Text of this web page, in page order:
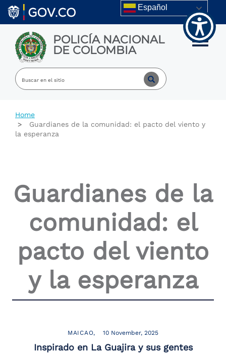
Welcome
All
Accessibility
screen
reader.
Accessibility
Skip to main content Español
POLICÍA NACIONAL
DE COLOMBIA Toggle
Home
Guardianes de la comunidad: el pacto del viento y
la esperanza
Guardianes de la
comunidad: el
pacto del viento
y la esperanza
MAICAO 10 November, 2025
Inspirado en La Guajira y sus gentes